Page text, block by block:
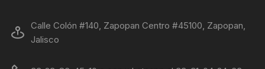
Calle Colón #140, Zapopan Centro #45100, Zapopan,
Jalisco